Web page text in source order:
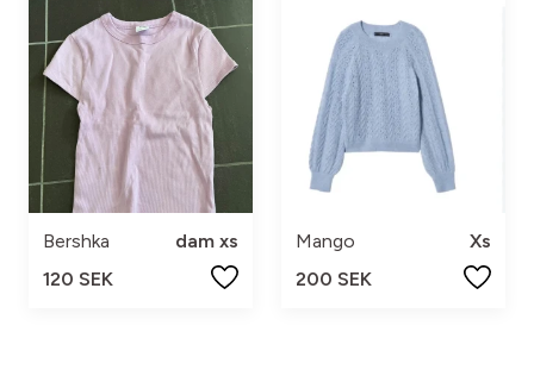
Bershka
dam xs
120 SEK
Mango
Xs
200 SEK